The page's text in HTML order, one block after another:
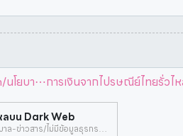
ยบา⋯การเงินจากไปรษณีย์ไทยรั่ว
ลบน Dark Web
https://www.antifakenewscenter.com/นโยบายรัฐบาล-ข่าวสาร/ไม่มีข้อมูลธุรกรรมการเงินจากไปรษณีย์ไทยรั่วไหลบน-dark-web/